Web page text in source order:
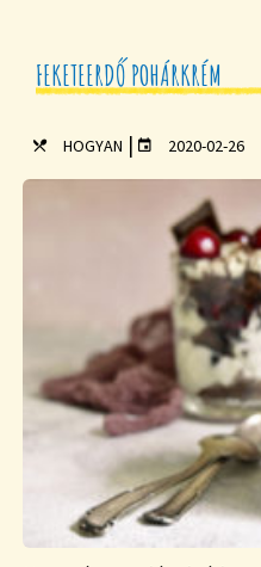
FEKETEERDŐ POHÁRKRÉM
HOGYAN | 2020-02-26